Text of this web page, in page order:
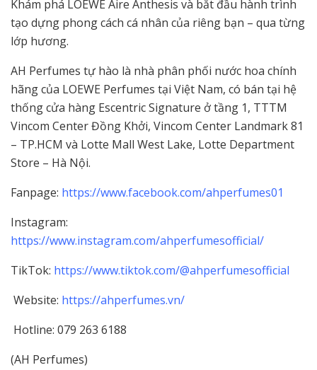
Khám phá LOEWE Aire Anthesis và bắt đầu hành trình
tạo dựng phong cách cá nhân của riêng bạn – qua từng
lớp hương.
AH Perfumes tự hào là nhà phân phối nước hoa chính
hãng của LOEWE Perfumes tại Việt Nam, có bán tại hệ
thống cửa hàng Escentric Signature ở tầng 1, TTTM
Vincom Center Đồng Khởi, Vincom Center Landmark 81
– TP.HCM và Lotte Mall West Lake, Lotte Department
Store – Hà Nội.
Fanpage: https://www.facebook.com/ahperfumes01
Instagram:
https://www.instagram.com/ahperfumesofficial/
TikTok: https://www.tiktok.com/@ahperfumesofficial
Website: https://ahperfumes.vn/
Hotline: 079 263 6188
(AH Perfumes)